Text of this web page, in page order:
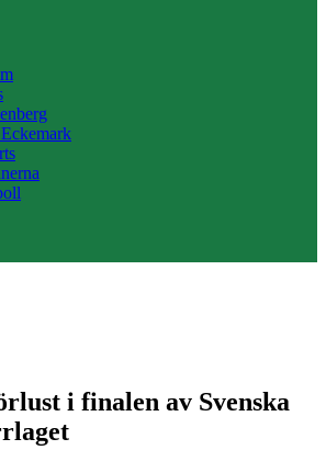
i finalen av Svenska